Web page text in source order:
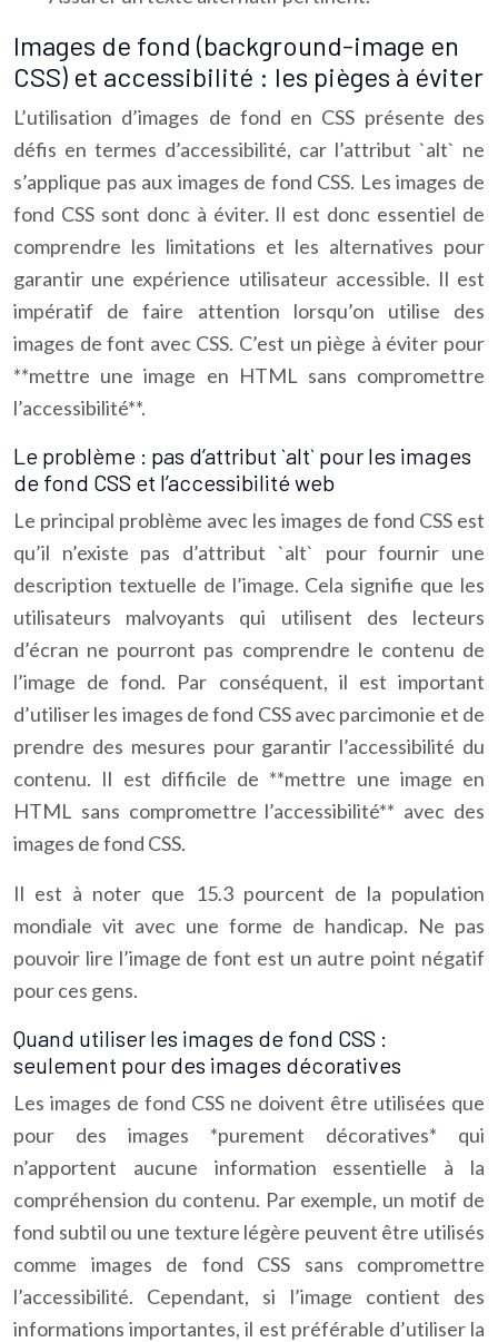
Images de fond (background-image en
CSS) et accessibilité : les pièges à éviter
L’utilisation d’images de fond en CSS présente des
défis en termes d’accessibilité, car l’attribut `alt` ne
s’applique pas aux images de fond CSS. Les images de
fond CSS sont donc à éviter. Il est donc essentiel de
comprendre les limitations et les alternatives pour
garantir une expérience utilisateur accessible. Il est
impératif de faire attention lorsqu’on utilise des
images de font avec CSS. C’est un piège à éviter pour
**mettre une image en HTML sans compromettre
l’accessibilité**.
Le problème : pas d’attribut `alt` pour les images
de fond CSS et l’accessibilité web
Le principal problème avec les images de fond CSS est
qu’il n’existe pas d’attribut `alt` pour fournir une
description textuelle de l’image. Cela signifie que les
utilisateurs malvoyants qui utilisent des lecteurs
d’écran ne pourront pas comprendre le contenu de
l’image de fond. Par conséquent, il est important
d’utiliser les images de fond CSS avec parcimonie et de
prendre des mesures pour garantir l’accessibilité du
contenu. Il est difficile de **mettre une image en
HTML sans compromettre l’accessibilité** avec des
images de fond CSS.
Il est à noter que 15.3 pourcent de la population
mondiale vit avec une forme de handicap. Ne pas
pouvoir lire l’image de font est un autre point négatif
pour ces gens.
Quand utiliser les images de fond CSS :
seulement pour des images décoratives
Les images de fond CSS ne doivent être utilisées que
pour des images *purement décoratives* qui
n’apportent aucune information essentielle à la
compréhension du contenu. Par exemple, un motif de
fond subtil ou une texture légère peuvent être utilisés
comme images de fond CSS sans compromettre
l’accessibilité. Cependant, si l’image contient des
informations importantes, il est préférable d’utiliser la